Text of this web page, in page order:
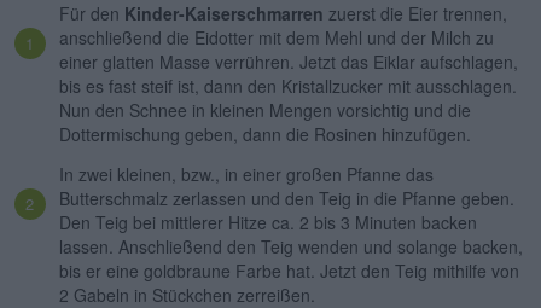
Für den Kinder-Kaiserschmarren zuerst die Eier trennen,
anschließend die Eidotter mit dem Mehl und der Milch zu
einer glatten Masse verrühren. Jetzt das Eiklar aufschlagen,
bis es fast steif ist, dann den Kristallzucker mit ausschlagen.
Nun den Schnee in kleinen Mengen vorsichtig und die
Dottermischung geben, dann die Rosinen hinzufügen.
In zwei kleinen, bzw., in einer großen Pfanne das
Butterschmalz zerlassen und den Teig in die Pfanne geben.
Den Teig bei mittlerer Hitze ca. 2 bis 3 Minuten backen
lassen. Anschließend den Teig wenden und solange backen,
bis er eine goldbraune Farbe hat. Jetzt den Teig mithilfe von
2 Gabeln in Stückchen zerreißen.